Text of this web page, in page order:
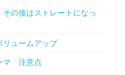
の後はストレートになっ
リュームアップ
マ 注意点